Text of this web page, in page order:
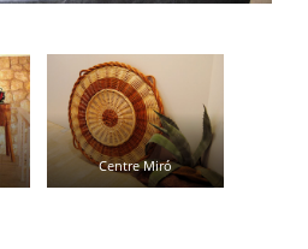
Centre Miró